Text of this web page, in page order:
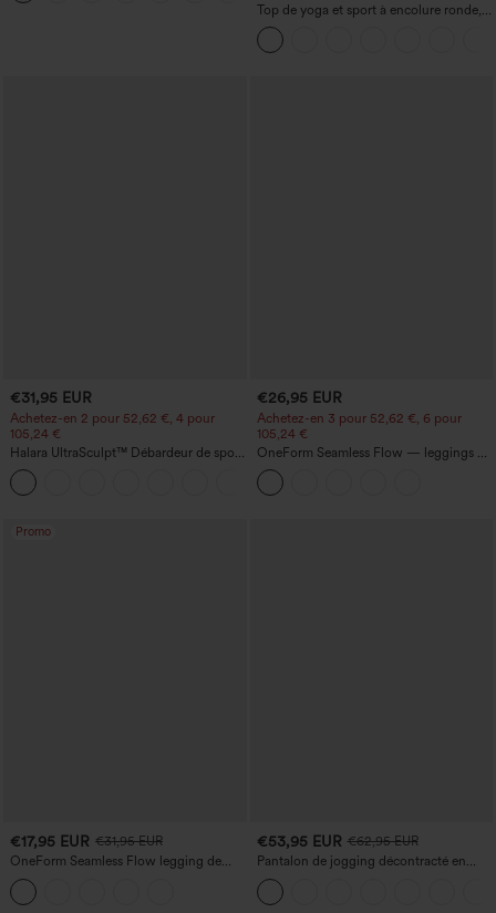
Top de yoga et sport à encolure ronde,
manches courtes, à fronces, effet
rafraîchissant au toucher - UPF50+
€31,95 EUR
Achetez-en 2 pour 52,62 €, 4 pour
105,24 €
Halara UltraSculpt™ Débardeur de sport
à col rond et ourlet arrondi
€26,95 EUR
Achetez-en 3 pour 52,62 €, 6 pour
105,24 €
OneForm Seamless Flow — leggings de
yoga sans coutures, taille mi-haute, effet
gainant pour le ventre et liftant pour les
fesses
Promo
€17,95 EUR €31,95 EUR
OneForm Seamless Flow legging de
yoga taille haute, gainant pour le ventre
et effet rehausseur de fesses
€53,95 EUR €62,95 EUR
Pantalon de jogging décontracté en
French terry à imprimé denim, taille mi-
haute, style jean, avec poches